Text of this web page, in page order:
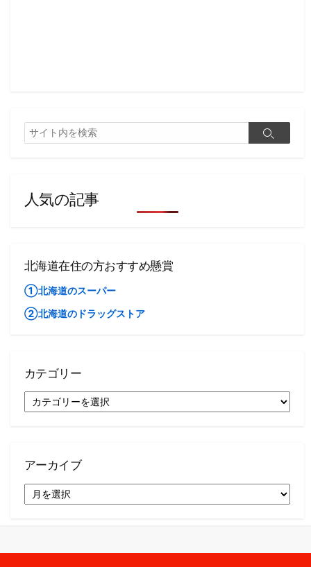
検
索
検
人気の記事
北海道在住の方おすすめ懸賞
①北海道のスーパー
②北海道のドラッグストア
カテゴリー
テ
アーカイブ
ー